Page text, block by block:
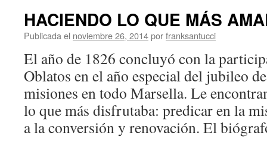
HACIENDO LO QUE MÁS
Publicada el noviembre 26, 2014porfranksantucci
El año de 1826 concluyó con la
Oblatos en el año especial del jubileo
misiones en todo Marsella. Le
lo que más disfrutaba: predicar en la
a la conversión y renovación. El